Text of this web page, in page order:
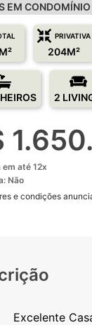
EM
PRIVATIVA
204M²
2
em até 12x
Não
e condições
Excelente